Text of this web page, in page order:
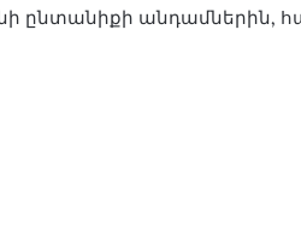
ընտանիքի անդամներին,